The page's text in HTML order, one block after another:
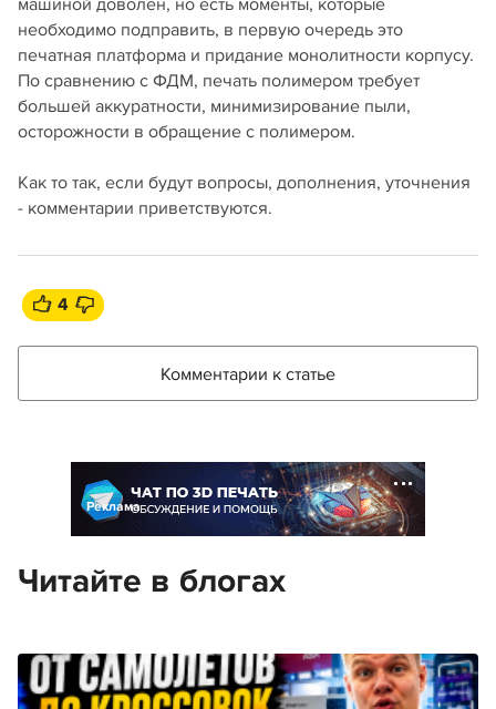
необходимо подправить, в первую очередь это
печатная платформа и придание монолитности корпусу.
По сравнению с ФДМ, печать полимером требует
большей аккуратности, минимизирование пыли,
осторожности в обращение с полимером.
Как то так, если будут вопросы, дополнения, уточнения
- комментарии приветствуются.
4
Комментарии к статье
Реклама
Читайте в блогах